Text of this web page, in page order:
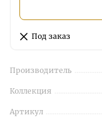
Под заказ
Производитель
Коллекция
Артикул